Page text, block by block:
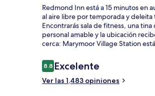
Redmond Inn está a 15 minutos en
al aire libre por temporada y deleita
Encontrarás sala de fitness, una
personal amable y la ubicación
cerca: Marymoor Village Station
Opiniones
8.88.8 de 10,
Excelente
Ver las 1,483 opiniones